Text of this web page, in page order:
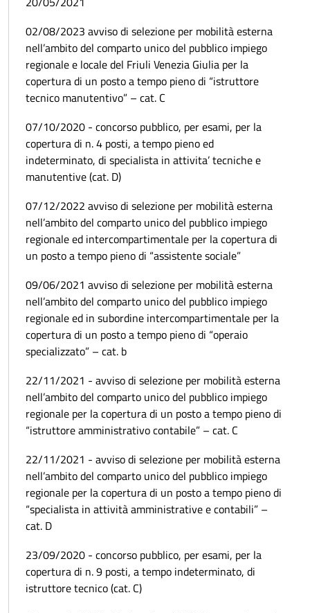
02/08/2023 avviso di selezione per mobilità esterna
nell’ambito del comparto unico del pubblico impiego
regionale e locale del Friuli Venezia Giulia per la
copertura di un posto a tempo pieno di “istruttore
tecnico manutentivo” – cat. C
07/10/2020 - concorso pubblico, per esami, per la
copertura di n. 4 posti, a tempo pieno ed
indeterminato, di specialista in attivita’ tecniche e
manutentive (cat. D)
07/12/2022 avviso di selezione per mobilità esterna
nell’ambito del comparto unico del pubblico impiego
regionale ed intercompartimentale per la copertura di
un posto a tempo pieno di “assistente sociale”
09/06/2021 avviso di selezione per mobilità esterna
nell’ambito del comparto unico del pubblico impiego
regionale ed in subordine intercompartimentale per la
copertura di un posto a tempo pieno di “operaio
specializzato” – cat. b
22/11/2021 - avviso di selezione per mobilità esterna
nell’ambito del comparto unico del pubblico impiego
regionale per la copertura di un posto a tempo pieno di
“istruttore amministrativo contabile” – cat. C
22/11/2021 - avviso di selezione per mobilità esterna
nell’ambito del comparto unico del pubblico impiego
regionale per la copertura di un posto a tempo pieno di
“specialista in attività amministrative e contabili” –
cat. D
23/09/2020 - concorso pubblico, per esami, per la
copertura di n. 9 posti, a tempo indeterminato, di
istruttore tecnico (cat. C)